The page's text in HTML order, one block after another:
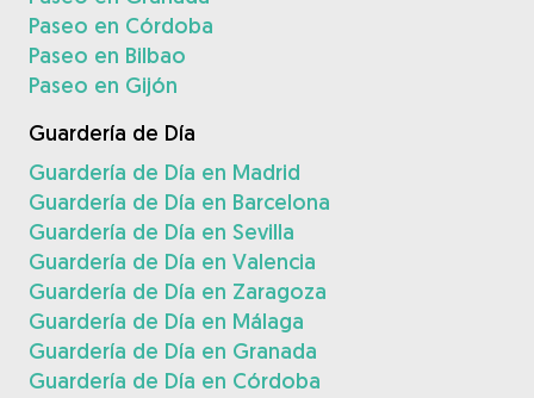
Paseo en Córdoba
Paseo en Bilbao
Paseo en Gijón
Guardería de Día
Guardería de Día en Madrid
Guardería de Día en Barcelona
Guardería de Día en Sevilla
Guardería de Día en Valencia
Guardería de Día en Zaragoza
Guardería de Día en Málaga
Guardería de Día en Granada
Guardería de Día en Córdoba